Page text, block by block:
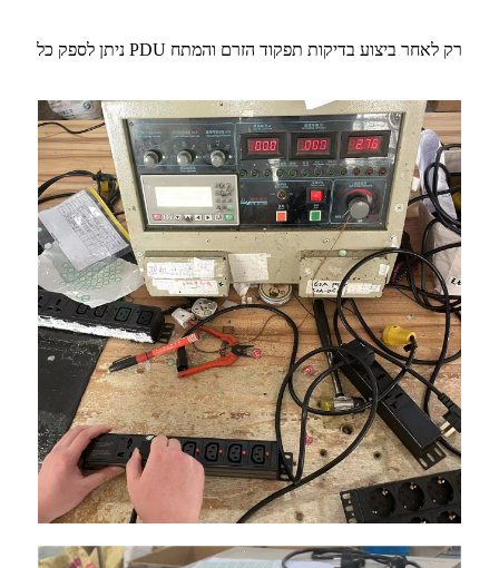
ניתן לספק כל PDU רק לאחר ביצוע בדיקות תפקוד הזרם והמתח